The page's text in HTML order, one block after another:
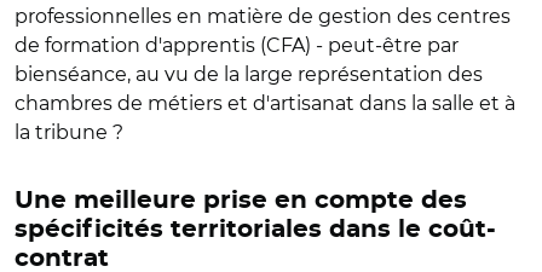
professionnelles en matière de gestion des centres
de formation d'apprentis (CFA) - peut-être par
bienséance, au vu de la large représentation des
chambres de métiers et d'artisanat dans la salle et à
la tribune ?
Une meilleure prise en compte des
spécificités territoriales dans le coût-
contrat